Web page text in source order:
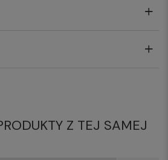
Z TEJ SAMEJ